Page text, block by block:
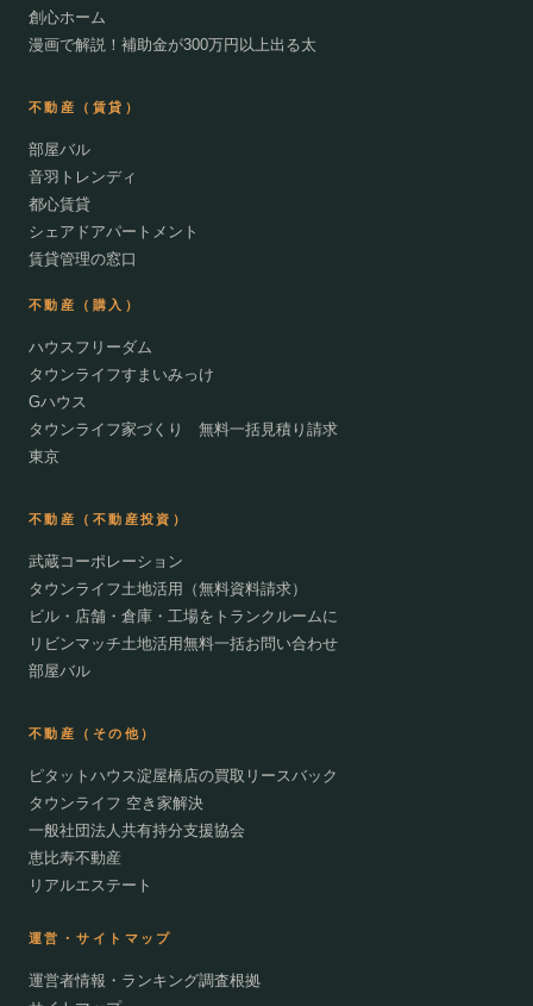
創心ホーム
漫画で解説！補助金が300万円以上出る太
不動産（賃貸）
部屋バル
音羽トレンディ
都心賃貸
シェアドアパートメント
賃貸管理の窓口
不動産（購入）
ハウスフリーダム
タウンライフすまいみっけ
Gハウス
タウンライフ家づくり 無料一括見積り請求
東京
不動産（不動産投資）
武蔵コーポレーション
タウンライフ土地活用（無料資料請求）
ビル・店舗・倉庫・工場をトランクルームに
リビンマッチ土地活用無料一括お問い合わせ
部屋バル
不動産（その他）
ピタットハウス淀屋橋店の買取リースバック
タウンライフ 空き家解決
一般社団法人共有持分支援協会
恵比寿不動産
リアルエステート
運営・サイトマップ
運営者情報・ランキング調査根拠